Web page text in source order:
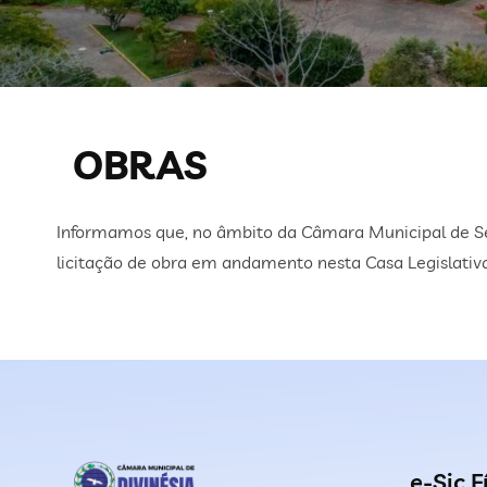
OBRAS
Informamos que, no âmbito da Câmara Municipal de
licitação de obra em andamento nesta Casa